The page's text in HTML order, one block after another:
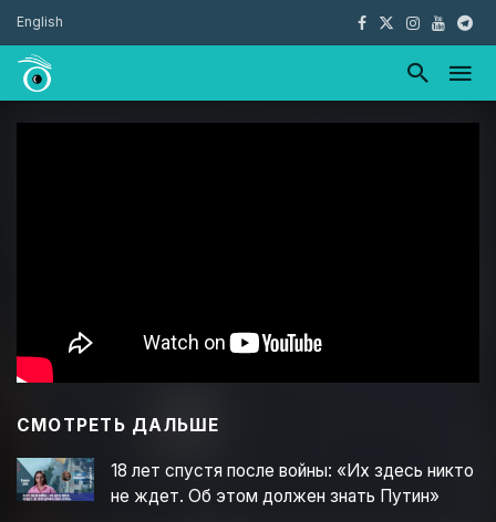
English
СМОТРЕТЬ ДАЛЬШЕ
18 лет спустя после войны: «Их здесь никто
не ждет. Об этом должен знать Путин»